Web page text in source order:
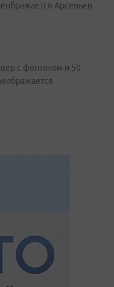
Арсеньев
с фонтаном и 50